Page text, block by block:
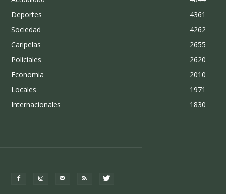
Deportes
4361
Sociedad
4262
Caripelas
2655
Policiales
2620
Economia
2010
Locales
1971
Internacionales
1830